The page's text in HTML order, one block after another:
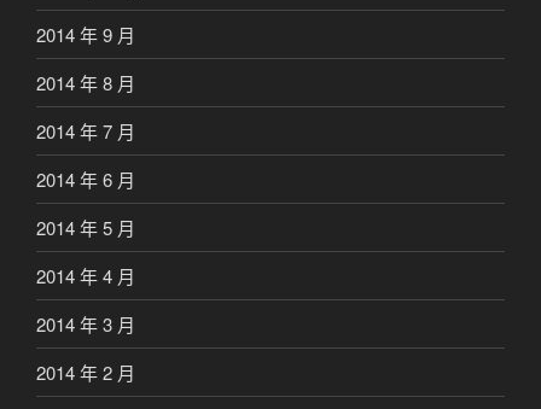
2014 年 9 月
2014 年 8 月
2014 年 7 月
2014 年 6 月
2014 年 5 月
2014 年 4 月
2014 年 3 月
2014 年 2 月